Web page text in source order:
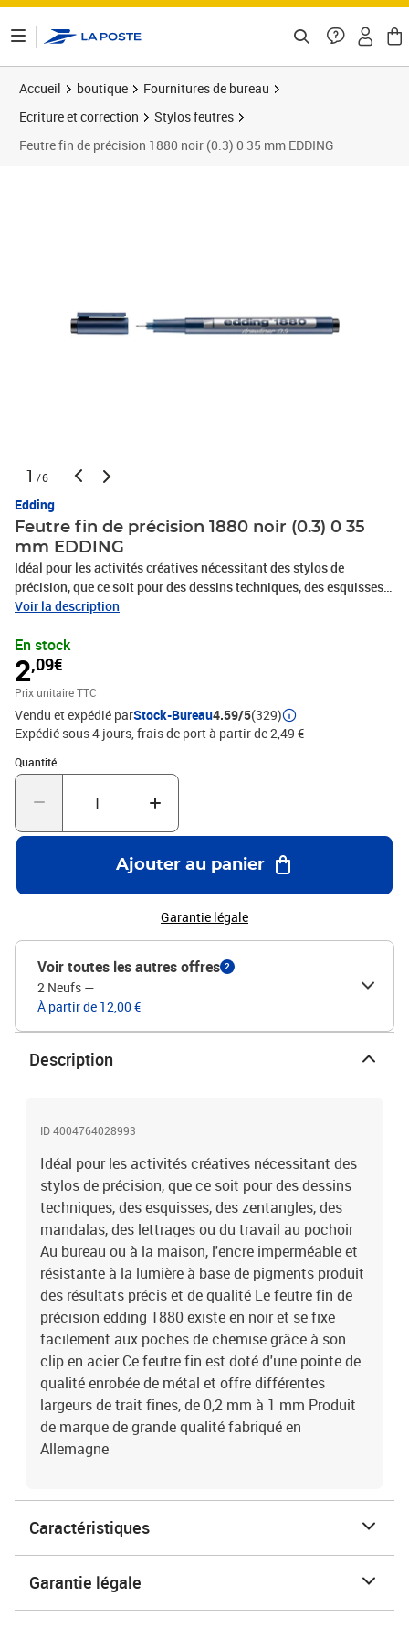
Accueil boutique
Fournitures de bureau
Ecriture et correction
Stylos feutres
Feutre fin de précision 1880 noir (0.3) 0 35 mm EDDING
1 /6
Edding
Feutre fin de précision 1880 noir (0.3) 0 35
mm EDDING
Idéal pour les activités créatives nécessitant des stylos de
précision, que ce soit pour des dessins techniques, des esquisses,
des zentangles, des mandalas, des lettrages ou du travail au
résistante à la lumière à base de pigments produit des résultats
précis et de qualité Le feutre fin de précision edding 1880 existe en
noir et se fixe facilement aux poches de chemise grâce à son clip
en acier Ce feutre fin est doté d'une pointe de qualité enrobée de
métal et offre différentes largeurs de trait fines, de 0,2 mm à 1 mm
Produit de marque de grande qualité fabriqué en Allemagne
Voir la description
En stock
2,09€
Prix unitaire TTC
Vendu et expédié parStock-Bureau4.59/5(329)
Expédié sous 4 jours, frais de port à partir de 2,49 €
Quantité
Quantité : 1
Ajouter au panier
Garantie légale
Voir toutes les autres offres 2
2 Neufs —
À partir de 12,00 €
Description
ID 4004764028993
Idéal pour les activités créatives nécessitant des
stylos de précision, que ce soit pour des dessins
techniques, des esquisses, des zentangles, des
mandalas, des lettrages ou du travail au pochoir
Au bureau ou à la maison, l'encre imperméable et
résistante à la lumière à base de pigments produit
des résultats précis et de qualité Le feutre fin de
précision edding 1880 existe en noir et se fixe
facilement aux poches de chemise grâce à son
clip en acier Ce feutre fin est doté d'une pointe de
qualité enrobée de métal et offre différentes
largeurs de trait fines, de 0,2 mm à 1 mm Produit
de marque de grande qualité fabriqué en
Allemagne
Caractéristiques
Garantie légale